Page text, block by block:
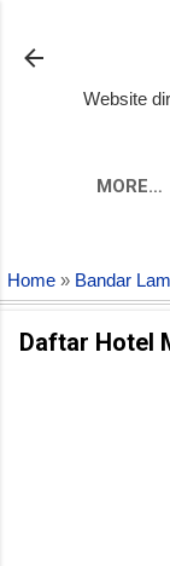
Website
MORE…
Home » Bandar
Daftar Hotel